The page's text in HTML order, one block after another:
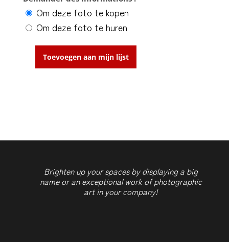
Om deze foto te kopen
Om deze foto te huren
Toevoegen aan mijn lijst
Brighten up your spaces by displaying a big
name or an exceptional work of photographic
art in your company!